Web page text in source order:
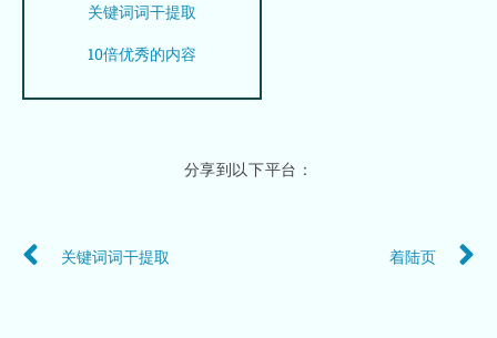
关键词词干提取
10倍优秀的内容
分享到以下平台：
关键词词干提取 着陆页